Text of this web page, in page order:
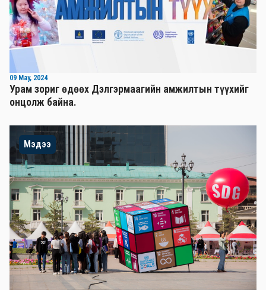
09 May, 2024
Урам зориг өдөөх Дэлгэрмаагийн амжилтын түүхийг
онцолж байна.
Мэдээ